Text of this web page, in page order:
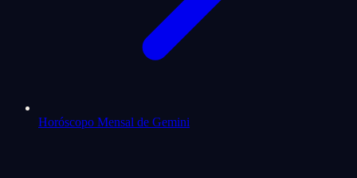
Horóscopo Mensal de Gemini